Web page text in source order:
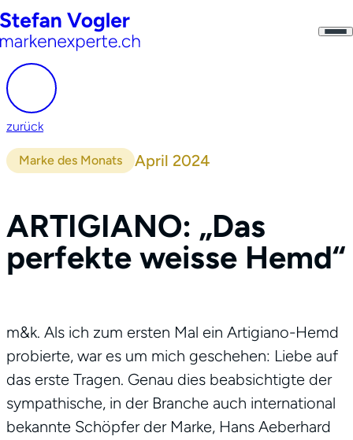
zurück
Marke des Monats April 2024
ARTIGIANO: „Das
perfekte weisse Hemd“
m&k. Als ich zum ersten Mal ein Artigiano-Hemd
probierte, war es um mich geschehen: Liebe auf
das erste Tragen. Genau dies beabsichtigte der
sympathische, in der Branche auch international
bekannte Schöpfer der Marke, Hans Aeberhard